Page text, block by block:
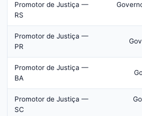
Promotor de Justiça —
RS
Promotor de Justiça —
PR
Promotor de Justiça —
BA
Promotor de Justiça —
SC